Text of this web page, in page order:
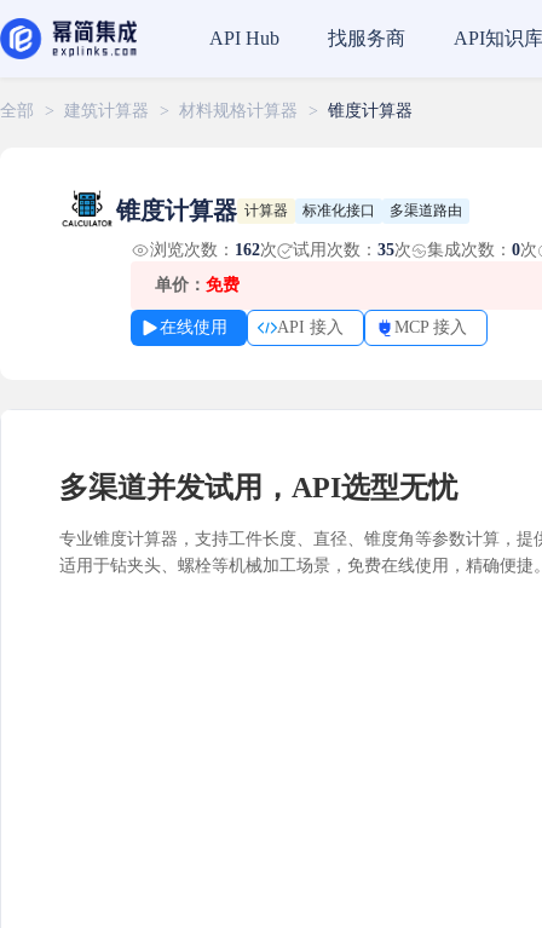
全部 > 建筑计算器 > 材料规格计算器 > 锥度计算器
锥度计算器 计算器 标准化接口 多渠道路由
浏览次数： 162次 试用次数： 35次 集成次数： 0次
单价： 免费
在线使用 API 接入 MCP 接入
多渠道并发试用，API选型无忧
专业锥度计算器，支持工件长度、直径、锥度角等参数计算，
适用于钻夹头、螺栓等机械加工场景，免费在线使用，精确便捷
API Hub 找服务商 API知识库